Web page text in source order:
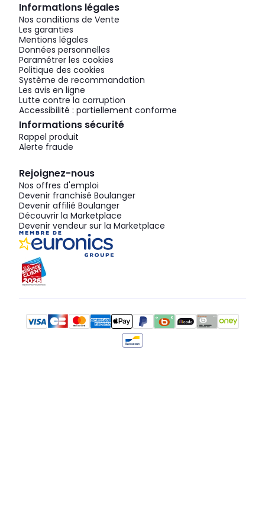
Informations légales
Nos conditions de Vente
Les garanties
Mentions légales
Données personnelles
Paramétrer les cookies
Politique des cookies
Système de recommandation
Les avis en ligne
Lutte contre la corruption
Accessibilité : partiellement conforme
Informations sécurité
Rappel produit
Alerte fraude
Rejoignez-nous
Nos offres d'emploi
Devenir franchisé Boulanger
Devenir affilié Boulanger
Découvrir la Marketplace
Devenir vendeur sur la Marketplace